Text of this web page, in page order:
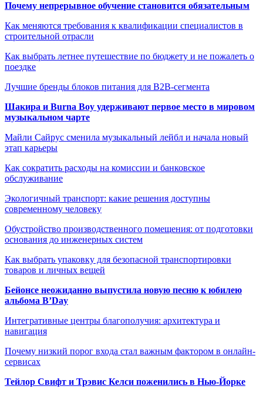
Почему непрерывное обучение становится обязательным
Как меняются требования к квалификации специалистов в
строительной отрасли
Как выбрать летнее путешествие по бюджету и не пожалеть о
поездке
Лучшие бренды блоков питания для B2B-сегмента
Шакира и Burna Boy удерживают первое место в мировом
музыкальном чарте
Майли Сайрус сменила музыкальный лейбл и начала новый
этап карьеры
Как сократить расходы на комиссии и банковское
обслуживание
Экологичный транспорт: какие решения доступны
современному человеку
Обустройство производственного помещения: от подготовки
основания до инженерных систем
Как выбрать упаковку для безопасной транспортировки
товаров и личных вещей
Бейонсе неожиданно выпустила новую песню к юбилею
альбома B’Day
Интегративные центры благополучия: архитектура и
навигация
Почему низкий порог входа стал важным фактором в онлайн-
сервисах
Тейлор Свифт и Трэвис Келси поженились в Нью-Йорке